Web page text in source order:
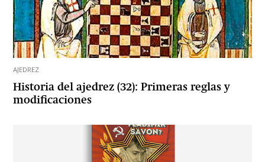
AJEDREZ
Historia del ajedrez (32): Primeras reglas y
modificaciones